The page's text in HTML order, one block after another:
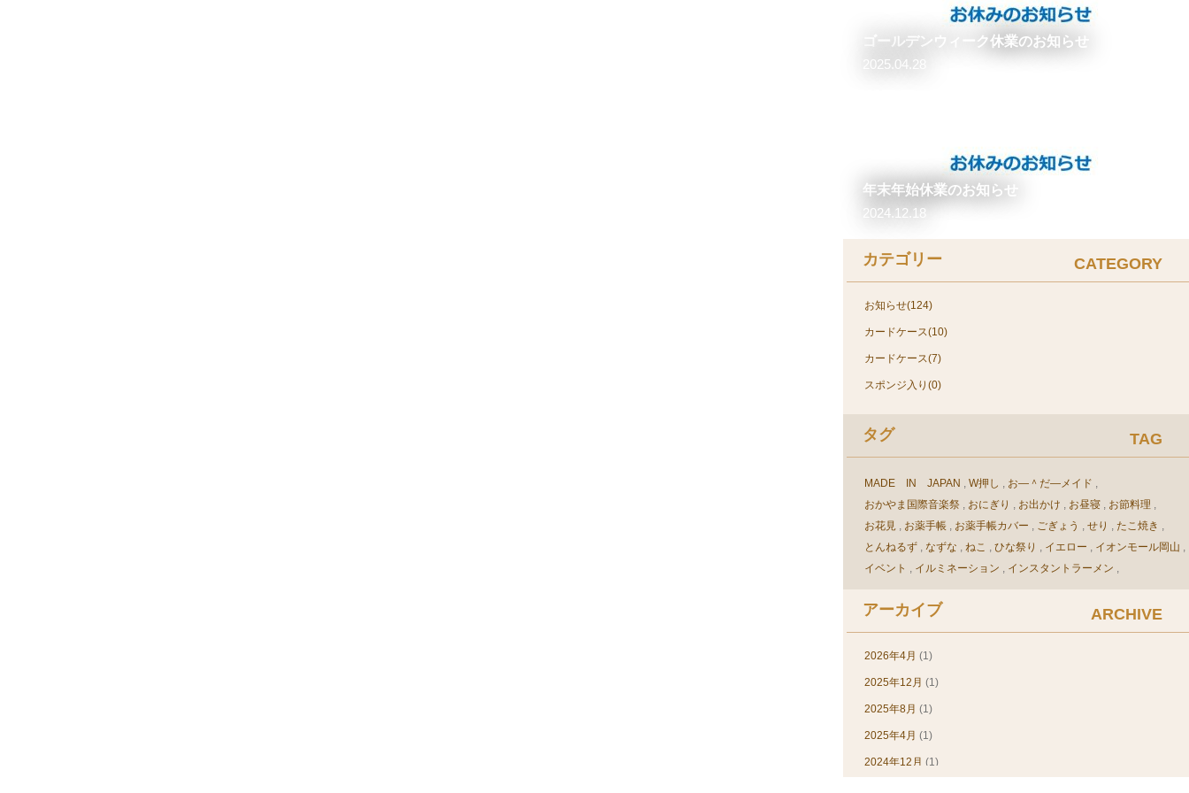
ゴールデンウィーク休業のお知らせ
2025.04.28
年末年始休業のお知らせ
2024.12.18
カテゴリー CATEGORY
お知らせ(124)
カードケース(10)
カードケース(7)
スポンジ入り(0)
デザイン(素材)(11)
パスポートカバー(1)
ビニール(24)
ビニール加工(30)
ブックカバー(54)
ブックカバー(60)
ブルー(1)
レビュー(23)
免許証ケース(12)
タグ TAG
MADE IN JAPAN W押し
お―＾だ―メイド
おかやま国際音楽祭
おにぎり お出かけ お昼寝
お節料理
お花見
お薬手帳 お薬手帳カバー ごぎょう せり
たこ焼き
とんねるず
なずな ねこ ひな祭り イエロー
イオンモール岡山
イベント
イルミネーション
インスタントラーメン
オリジナル
オリジナル、車検証ケース、印刷
オリジナルカバー
オリジナルブックカバー
オリジナル手帳
オリジナル手帳カバー
オリジナル手帳製作
オリジナル，オーダー，ブックカバー
オーダーメイド
オーダーメイド手帳カバー
カンボジア
カードケース
クリア
クリスマス クリスマスプレゼント
アーカイブ ARCHIVE
2026年4月 (1)
2025年12月 (1)
2025年8月 (1)
2025年4月 (1)
2024年12月 (1)